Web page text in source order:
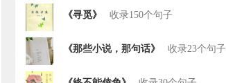
《寻觅》 收录150个句子
《那些小说，那句话》 收录23个句子